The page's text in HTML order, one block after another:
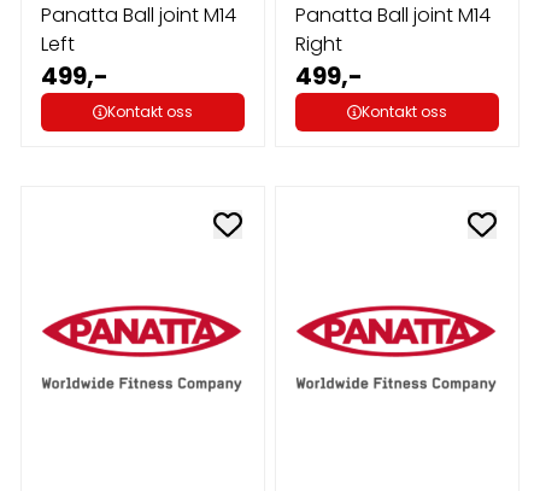
Panatta Ball joint M14
Left
499,-
Kontakt oss
Panatta Ball joint M14
Right
499,-
Kontakt oss